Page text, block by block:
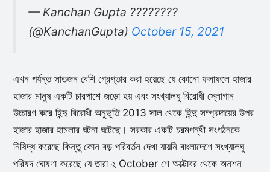
— Kanchan Gupta ????????
(@KanchanGupta) October 15, 2021
এখন পর্যন্ত সাতজন বেশি গ্রেপ্তার করা হয়েছে যে কোনো ফলাফলে হাজার
হাজার মানুষ একটি চারপাশে জড়ো হয় এবং সংখ্যালঘু বিরোধী স্লোগান
উচ্চারণ করে হিন্দু বিরোধী অনুভূতি 2013 সাল থেকে হিন্দু সম্প্রদায়ের উপর
হাজার হাজার হামলার ঘটনা ঘটেছে। সরকার একটি চরমপন্থী সংগঠনকে
নিষিদ্ধ করেছে কিন্তু কোন বড় পরিবর্তন দেখা যায়নি বাংলাদেশে সংখ্যালঘু
পরিষদ ঘোষণা করেছে যে তারা ২ October শে অক্টোবর থেকে অনশন